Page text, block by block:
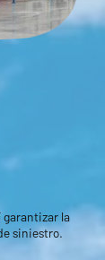
garantizar la
siniestro.